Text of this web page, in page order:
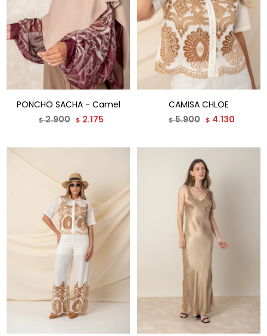
PONCHO SACHA - Camel
$2.900 $ 2.175
CAMISA CHLOE
$5.900 $ 4.130